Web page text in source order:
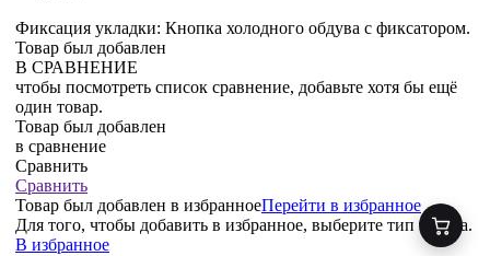
Фиксация укладки: Кнопка холодного обдува с фиксатором.
Товар был добавлен
В СРАВНЕНИЕ
чтобы посмотреть список сравнение, добавьте хотя бы ещё
один товар.
Товар был добавлен
в сравнение
Сравнить
Сравнить
Товар был добавлен в избранноеПерейти в избранное
Для того, чтобы добавить в избранное, выберите тип товара.
В избранное